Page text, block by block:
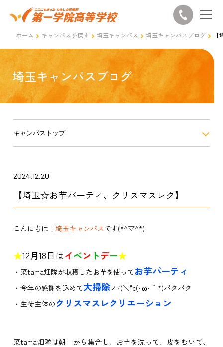
ホーム キャンパスを探す 埼玉キャンパス 埼玉キャンパスブログ
埼玉キャンパスブログ
キャンパストップ
2024.12.20
【埼玉☆お芋パーティ、クリスマスレク】
こんにちは！ 埼玉キャンパス です(*^▽^*)
★12月18日はイベン トデー★
・菜tama畑隊が収穫したお芋を使って お芋パーティ
・今年の感謝を込めて大掃除ノﾉ)＼"c(･ω･｀*)パタパタ
・生徒主体のクリスマスレクリエーション
菜tama畑隊は朝一から集合し、お芋を洗って、皮をむいて、